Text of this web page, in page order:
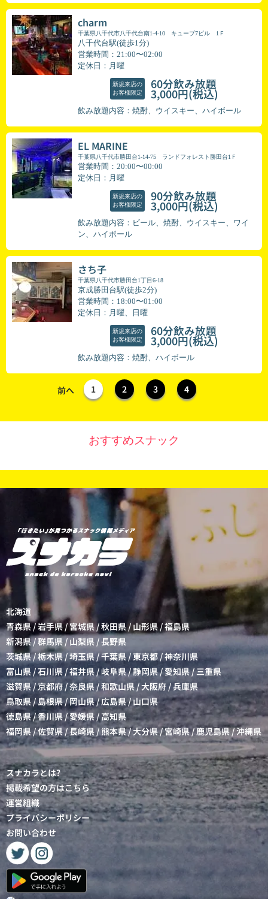
charm
千葉県八千代市八千代台南1-4-10 キューブ7ビル 1Ｆ
八千代台駅(徒歩1分)
営業時間：21:00〜02:00
定休日：月曜
新規来店の
お客様限定
60分飲み放題
3,000円(税込)
飲み放題内容：焼酎、ウイスキー、ハイボール
EL MARINE
千葉県八千代市勝田台1-14-75 ランドフォレスト勝田台1Ｆ
営業時間：20:00〜00:00
定休日：月曜
新規来店の
お客様限定
90分飲み放題
3,000円(税込)
飲み放題内容：ビール、焼酎、ウイスキー、ワイ
ン、ハイボール
さち子
千葉県八千代市勝田台1丁目6-18
京成勝田台駅(徒歩2分)
営業時間：18:00〜01:00
定休日：月曜、日曜
新規来店の
お客様限定
60分飲み放題
3,000円(税込)
飲み放題内容：焼酎、ハイボール
前へ 1 2 3 4
おすすめスナック
北海道
青森県/岩手県/宮城県/秋田県 / 山形県/福島県
新潟県/群馬県 / 山梨県 /長野県
茨城県 /栃木県/埼玉県/千葉県/東京都 /神奈川県
富山県 /石川県 /福井県/岐阜県/静岡県/愛知県/三重県
滋賀県/京都府/奈良県 /和歌山県/大阪府 /兵庫県
鳥取県 / 島根県/岡山県/広島県/山口県
徳島県/香川県/愛媛県 /高知県
福岡県 /佐賀県 /長崎県/熊本県/大分県/宮崎県/鹿児島県/沖縄県
スナカラとは?
掲載希望の方はこちら
運営組織
プライバシーポリシー
お問い合わせ